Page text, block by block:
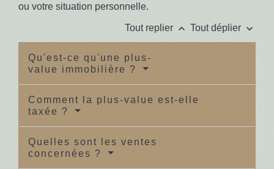
ou votre situation personnelle.
Tout replier keyboard_arrow_up Tout déplier keyboard_arrow_down
Qu'est-ce qu'une plus-
value immobilière ?
Comment la plus-value est-elle
taxée ?
Quelles sont les ventes
concernées ?